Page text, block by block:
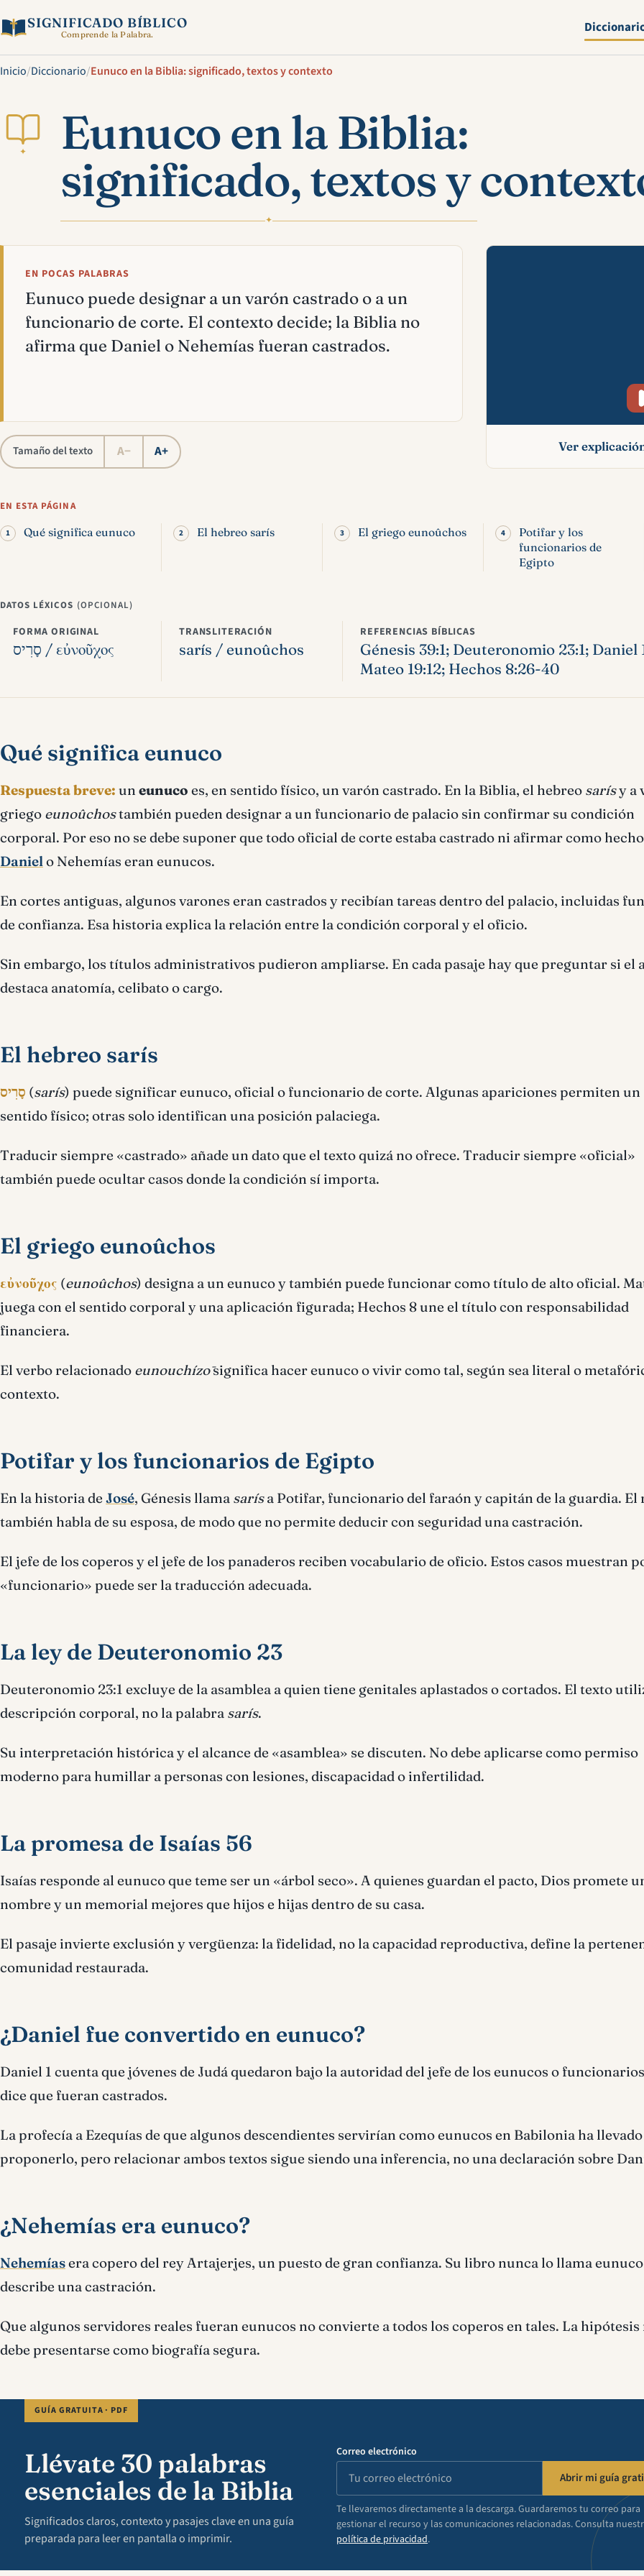
SIGNIFICADO BÍBLICO
Comprende la Palabra.
Inicio/Diccionario/Eunuco en la Biblia: significado, textos y contexto
✦
Eunuco en la Biblia:
significado, textos y
✦
EN POCAS PALABRAS
Eunuco puede designar a un varón castrado o a un
funcionario de corte. El contexto decide; la Biblia no
afirma que Daniel o Nehemías fueran castrados.
Tamaño del texto A− A+
Mira esta
Ver
EN ESTA PÁGINA
Qué significa eunuco El hebreo sarís El griego eunoûchos
Potifar y los
funcionarios de
Egipto
DATOS LÉXICOS (OPCIONAL)
FORMA ORIGINAL
סָרִיס / εὐνοῦχος
TRANSLITERACIÓN
sarís / eunoûchos
REFERENCIAS BÍBLICAS
Génesis 39:1; Deuteronomio 23:1; Daniel
Mateo 19:12; Hechos 8:26-40
Qué significa eunuco
Respuesta breve: un eunuco es, en sentido físico, un varón castrado. En la Biblia, el hebreo sarísy a
griego eunoûchostambién pueden designar a un funcionario de palacio sin confirmar su condición
corporal. Por eso no se debe suponer que todo oficial de corte estaba castrado ni afirmar como
Daniel o Nehemías eran eunucos.
En cortes antiguas, algunos varones eran castrados y recibían tareas dentro del palacio, incluidas
de confianza. Esa historia explica la relación entre la condición corporal y el oficio.
Sin embargo, los títulos administrativos pudieron ampliarse. En cada pasaje hay que preguntar si el
destaca anatomía, celibato o cargo.
El hebreo sarís
סָרִיס (sarís) puede significar eunuco, oficial o funcionario de corte. Algunas apariciones permiten un
sentido físico; otras solo identifican una posición palaciega.
Traducir siempre «castrado» añade un dato que el texto quizá no ofrece. Traducir siempre «oficial»
también puede ocultar casos donde la condición sí importa.
El griego eunoûchos
εὐνοῦχος (eunoûchos) designa a un eunuco y también puede funcionar como título de alto oficial.
juega con el sentido corporal y una aplicación figurada; Hechos 8 une el título con responsabilidad
financiera.
El verbo relacionado eunouchízōsignifica hacer eunuco o vivir como tal, según sea literal o
contexto.
Potifar y los funcionarios de Egipto
En la historia de José, Génesis llama sarísa Potifar, funcionario del faraón y capitán de la guardia. El
también habla de su esposa, de modo que no permite deducir con seguridad una castración.
El jefe de los coperos y el jefe de los panaderos reciben vocabulario de oficio. Estos casos muestran
«funcionario» puede ser la traducción adecuada.
La ley de Deuteronomio 23
Deuteronomio 23:1 excluye de la asamblea a quien tiene genitales aplastados o cortados. El texto
descripción corporal, no la palabra sarís.
Su interpretación histórica y el alcance de «asamblea» se discuten. No debe aplicarse como permiso
moderno para humillar a personas con lesiones, discapacidad o infertilidad.
La promesa de Isaías 56
Isaías responde al eunuco que teme ser un «árbol seco». A quienes guardan el pacto, Dios promete
nombre y un memorial mejores que hijos e hijas dentro de su casa.
El pasaje invierte exclusión y vergüenza: la fidelidad, no la capacidad reproductiva, define la
comunidad restaurada.
¿Daniel fue convertido en eunuco?
Daniel 1 cuenta que jóvenes de Judá quedaron bajo la autoridad del jefe de los eunucos o
dice que fueran castrados.
La profecía a Ezequías de que algunos descendientes servirían como eunucos en Babilonia ha llevado
proponerlo, pero relacionar ambos textos sigue siendo una inferencia, no una declaración sobre
¿Nehemías era eunuco?
Nehemíasera copero del rey Artajerjes, un puesto de gran confianza. Su libro nunca lo llama
describe una castración.
Que algunos servidores reales fueran eunucos no convierte a todos los coperos en tales. La hipótesis
debe presentarse como biografía segura.
GUÍA GRATUITA · PDF
Llévate 30 palabras
esenciales de la Biblia
Significados claros, contexto y pasajes clave en una guía
preparada para leer en pantalla o imprimir.
Correo electrónico
Abrir mi guía
Te llevaremos directamente a la descarga. Guardaremos tu correo para
gestionar el recurso y las comunicaciones relacionadas. Consulta
política de privacidad.